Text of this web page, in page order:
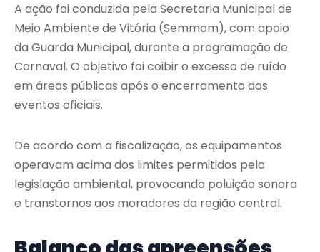
A ação foi conduzida pela Secretaria Municipal de
Meio Ambiente de Vitória (Semmam), com apoio
da Guarda Municipal, durante a programação de
Carnaval. O objetivo foi coibir o excesso de ruído
em áreas públicas após o encerramento dos
eventos oficiais.
De acordo com a fiscalização, os equipamentos
operavam acima dos limites permitidos pela
legislação ambiental, provocando poluição sonora
e transtornos aos moradores da região central.